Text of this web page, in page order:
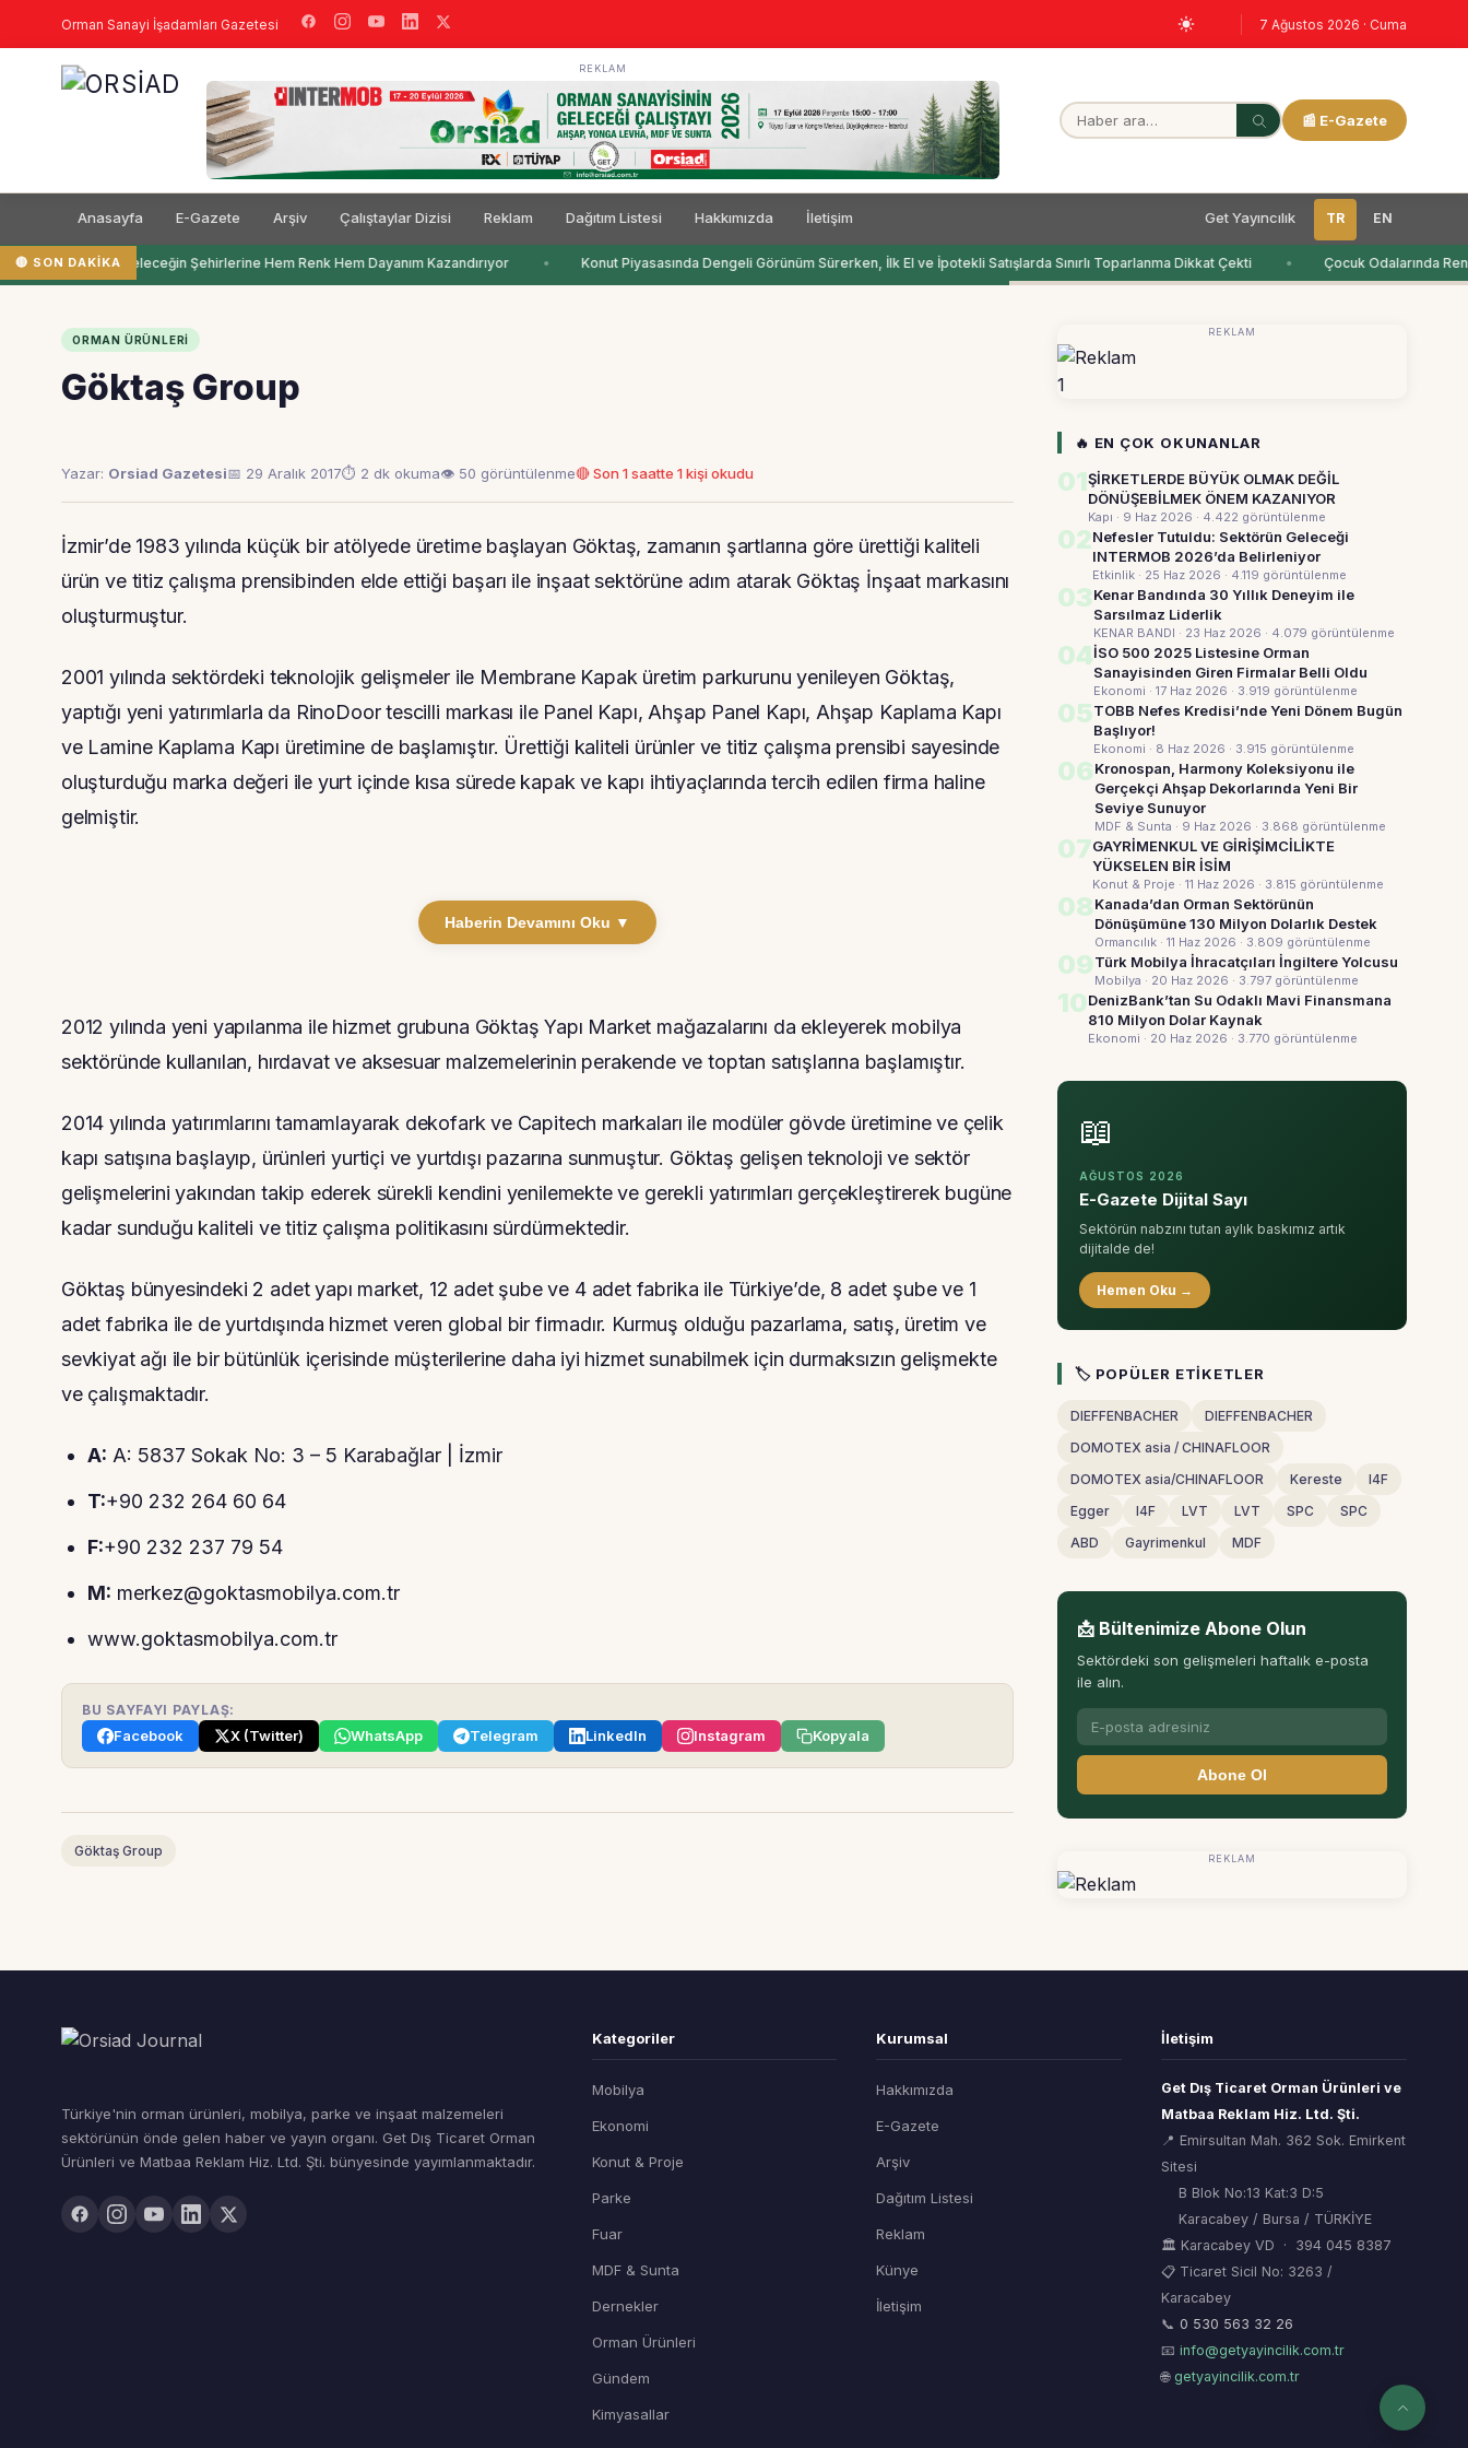
Orman Sanayi İşadamları Gazetesi 7 Ağustos 2026 · Cuma
REKLAM
📰 E-Gazete
Anasayfa E-Gazete Arşiv Çalıştaylar Dizisi Reklam Dağıtım Listesi Hakkımızda İletişim Get Yayıncılık TR EN
🔴 SON DAKIKA
Filli Boya Geleceğin Şehirlerine Hem Renk Hem Dayanım Kazandırıyor Konut Piyasasında Dengeli Görünüm Sürerken, İlk El ve İpotekli Satışlarda Sınırlı Toparlanma Dikkat Çekti Çocuk Odalarında
ORMAN ÜRÜNLERI
Göktaş Group
Yazar: Orsiad Gazetesi📅 29 Aralık 2017⏱ 2 dk okuma👁 50 görüntülenme🔴 Son 1 saatte 1 kişi okudu
İzmir’de 1983 yılında küçük bir atölyede üretime başlayan Göktaş, zamanın şartlarına göre ürettiği kaliteli
ürün ve titiz çalışma prensibinden elde ettiği başarı ile inşaat sektörüne adım atarak Göktaş İnşaat markasını
oluşturmuştur.
2001 yılında sektördeki teknolojik gelişmeler ile Membrane Kapak üretim parkurunu yenileyen Göktaş,
yaptığı yeni yatırımlarla da RinoDoor tescilli markası ile Panel Kapı, Ahşap Panel Kapı, Ahşap Kaplama Kapı
ve Lamine Kaplama Kapı üretimine de başlamıştır. Ürettiği kaliteli ürünler ve titiz çalışma prensibi sayesinde
oluşturduğu marka değeri ile yurt içinde kısa sürede kapak ve kapı ihtiyaçlarında tercih edilen firma haline
gelmiştir.
Haberin Devamını Oku ▼
2012 yılında yeni yapılanma ile hizmet grubuna Göktaş Yapı Market mağazalarını da ekleyerek mobilya
sektöründe kullanılan, hırdavat ve aksesuar malzemelerinin perakende ve toptan satışlarına başlamıştır.
2014 yılında yatırımlarını tamamlayarak dekofark ve Capitech markaları ile modüler gövde üretimine ve çelik
kapı satışına başlayıp, ürünleri yurtiçi ve yurtdışı pazarına sunmuştur. Göktaş gelişen teknoloji ve sektör
gelişmelerini yakından takip ederek sürekli kendini yenilemekte ve gerekli yatırımları gerçekleştirerek bugüne
kadar sunduğu kaliteli ve titiz çalışma politikasını sürdürmektedir.
Göktaş bünyesindeki 2 adet yapı market, 12 adet şube ve 4 adet fabrika ile Türkiye’de, 8 adet şube ve 1
adet fabrika ile de yurtdışında hizmet veren global bir firmadır. Kurmuş olduğu pazarlama, satış, üretim ve
sevkiyat ağı ile bir bütünlük içerisinde müşterilerine daha iyi hizmet sunabilmek için durmaksızın gelişmekte
ve çalışmaktadır.
A: A: 5837 Sokak No: 3 – 5 Karabağlar | İzmir
T:+90 232 264 60 64
F:+90 232 237 79 54
M: merkez@goktasmobilya.com.tr
www.goktasmobilya.com.tr
BU SAYFAYI PAYLAŞ:
Facebook X (Twitter) WhatsApp Telegram LinkedIn Instagram Kopyala
Göktaş Group
REKLAM
1
🔥 EN ÇOK OKUNANLAR
01ŞİRKETLERDE BÜYÜK OLMAK DEĞİL
DÖNÜŞEBİLMEK ÖNEM KAZANIYOR
Kapı · 9 Haz 2026 · 4.422 görüntülenme
02Nefesler Tutuldu: Sektörün Geleceği
INTERMOB 2026’da Belirleniyor
Etkinlik · 25 Haz 2026 · 4.119 görüntülenme
03Kenar Bandında 30 Yıllık Deneyim ile
Sarsılmaz Liderlik
KENAR BANDI · 23 Haz 2026 · 4.079 görüntülenme
04İSO 500 2025 Listesine Orman
Sanayisinden Giren Firmalar Belli Oldu
Ekonomi · 17 Haz 2026 · 3.919 görüntülenme
05TOBB Nefes Kredisi’nde Yeni Dönem Bugün
Başlıyor!
Ekonomi · 8 Haz 2026 · 3.915 görüntülenme
06Kronospan, Harmony Koleksiyonu ile
Gerçekçi Ahşap Dekorlarında Yeni Bir
Seviye Sunuyor
MDF & Sunta · 9 Haz 2026 · 3.868 görüntülenme
07GAYRİMENKUL VE GİRİŞİMCİLİKTE
YÜKSELEN BİR İSİM
Konut & Proje · 11 Haz 2026 · 3.815 görüntülenme
08Kanada’dan Orman Sektörünün
Dönüşümüne 130 Milyon Dolarlık Destek
Ormancılık · 11 Haz 2026 · 3.809 görüntülenme
09Türk Mobilya İhracatçıları İngiltere Yolcusu
Mobilya · 20 Haz 2026 · 3.797 görüntülenme
10DenizBank’tan Su Odaklı Mavi Finansmana
810 Milyon Dolar Kaynak
Ekonomi · 20 Haz 2026 · 3.770 görüntülenme
📖
AĞUSTOS 2026
E-Gazete Dijital Sayı
Sektörün nabzını tutan aylık baskımız artık
dijitalde de!
Hemen Oku →
🏷 POPÜLER ETIKETLER
DIEFFENBACHER
DIEFFENBACHER
DOMOTEX asia / CHINAFLOOR
DOMOTEX asia/CHINAFLOOR
Kereste
I4F
Egger
I4F LVT LVT SPC
SPC
ABD
Gayrimenkul MDF
📩 Bültenimize Abone Olun
Sektördeki son gelişmeleri haftalık e-posta
ile alın.
Abone Ol
REKLAM
Türkiye'nin orman ürünleri, mobilya, parke ve inşaat malzemeleri
sektörünün önde gelen haber ve yayın organı. Get Dış Ticaret Orman
Ürünleri ve Matbaa Reklam Hiz. Ltd. Şti. bünyesinde yayımlanmaktadır.
Kategoriler
Mobilya
Ekonomi
Konut & Proje
Parke
Fuar
MDF & Sunta
Dernekler
Orman Ürünleri
Gündem
Kimyasallar
Kurumsal
Hakkımızda
E-Gazete
Arşiv
Dağıtım Listesi
Reklam
Künye
İletişim
İletişim
Get Dış Ticaret Orman Ürünleri ve
Matbaa Reklam Hiz. Ltd. Şti.
📍 Emirsultan Mah. 362 Sok. Emirkent
Sitesi
B Blok No:13 Kat:3 D:5
Karacabey / Bursa / TÜRKİYE
🏛 Karacabey VD · 394 045 8387
📋 Ticaret Sicil No: 3263 /
Karacabey
📞 0 530 563 32 26
📧info@getyayincilik.com.tr
🌐 getyayincilik.com.tr
ORSİAD AI
Sektörel Hafıza Asistanı